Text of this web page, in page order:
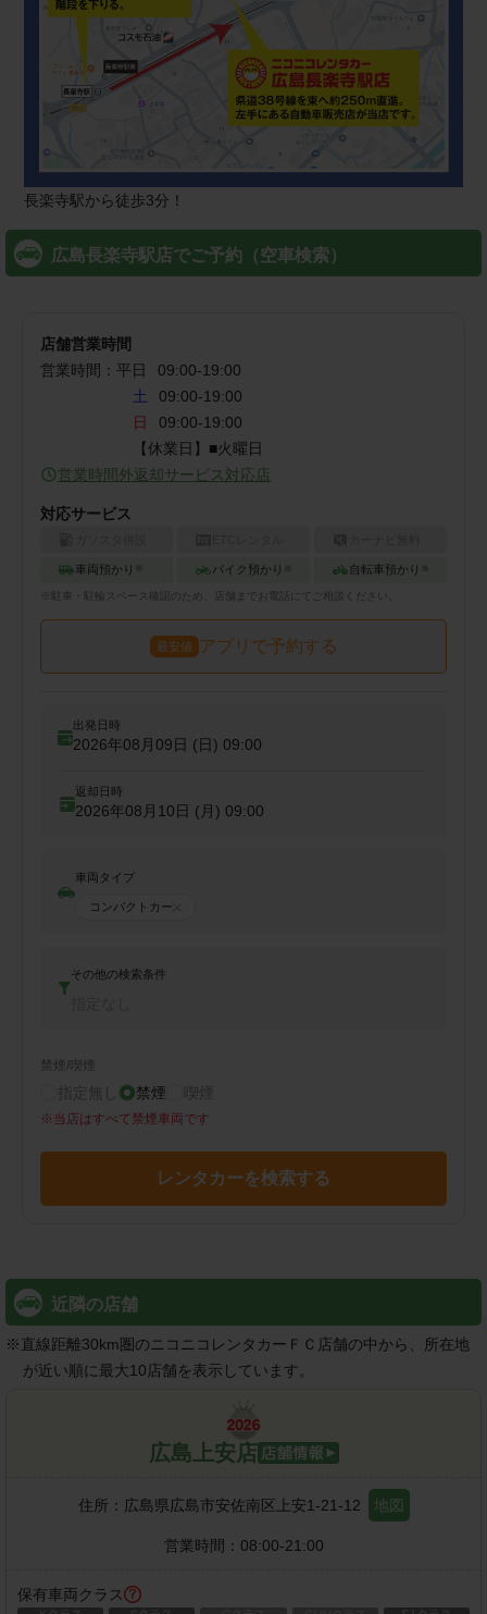
長楽寺駅から徒歩3分！
広島長楽寺駅店でご予約（空車検索）
店舗営業時間
営業時間： 平日 09:00-19:00
土
09:00-19:00
日
09:00-19:00
【休業日】■火曜日
営業時間外返却サービス対応店
対応サービス
車両預かり ※ バイク預かり ※ 自転車預かり ※
※ 駐車・駐輪 スペース確認のため、店舗までお電話にてご相談ください。
最安値 アプリで予約する
出発日時
2026年08月09日 (日) 09:00
返却日時
2026年08月10日 (月) 09:00
車両タイプ
コンパクトカー
その他の検索条件
禁煙/喫煙
指定無し 禁煙 喫煙
※ 当店はすべて禁煙車両です
レンタカーを検索する
近隣の店舗
※直線距離30km圏のニコニコレンタカーＦＣ店舗の中から、所在地
が近い順に最大10店舗を表示しています。
広島上安店
住所： 広島県広島市安佐南区上安1-21-12 地図
営業時間： 08:00-21:00
保有車両クラス